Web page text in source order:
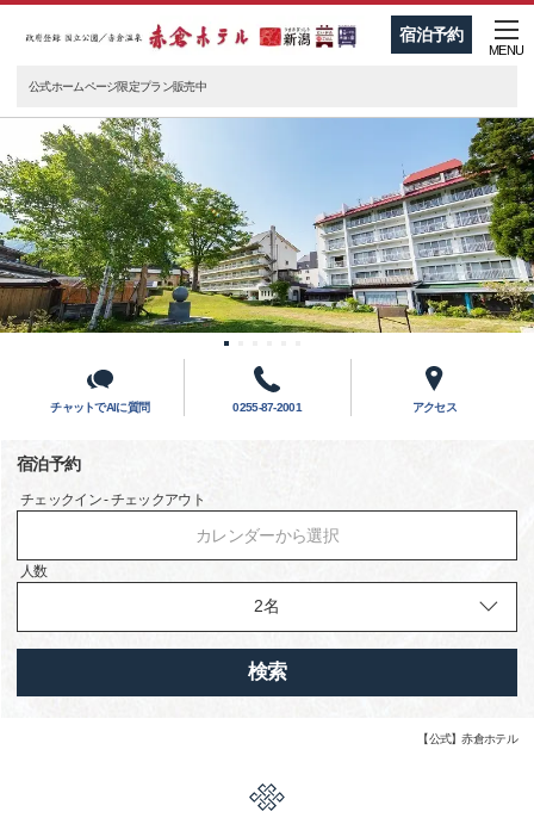
宿泊予約
MENU
公式ホームページ限定プラン販売中
チャットでAIに質問 0255-87-2001 アクセス
宿泊予約
チェックイン - チェックアウト
カレンダーから選択
人数
検索
【公式】赤倉ホテル